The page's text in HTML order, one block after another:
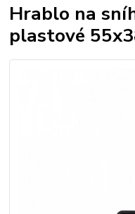
Hrablo na
plastové